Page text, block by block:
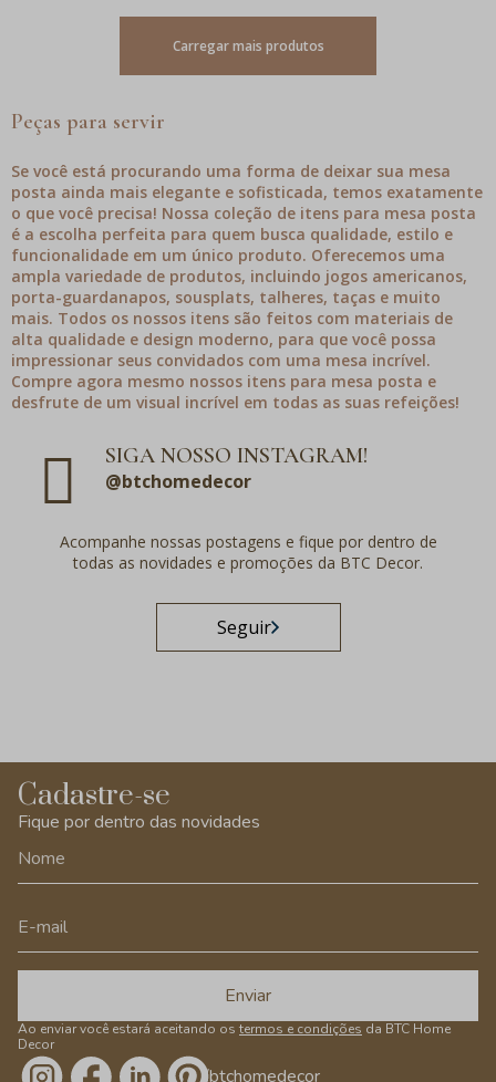
Carregar mais produtos
Peças para servir
Se você está procurando uma forma de deixar sua mesa
posta ainda mais elegante e sofisticada, temos exatamente
o que você precisa! Nossa coleção de itens para mesa posta
é a escolha perfeita para quem busca qualidade, estilo e
funcionalidade em um único produto. Oferecemos uma
ampla variedade de produtos, incluindo jogos americanos,
porta-guardanapos, sousplats, talheres, taças e muito
mais. Todos os nossos itens são feitos com materiais de
alta qualidade e design moderno, para que você possa
impressionar seus convidados com uma mesa incrível.
Compre agora mesmo nossos itens para mesa posta e
desfrute de um visual incrível em todas as suas refeições!
SIGA NOSSO INSTAGRAM!
@btchomedecor
Acompanhe nossas postagens e fique por dentro de
todas as novidades e promoções da BTC Decor.
Seguir
Cadastre-se
Fique por dentro das novidades
Enviar
Ao enviar você estará aceitando os termos e condições da BTC Home
Decor
/btchomedecor